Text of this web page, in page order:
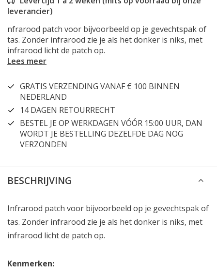
leverancier)
nfrarood patch voor bijvoorbeeld op je gevechtspak of
tas. Zonder infrarood zie je als het donker is niks, met
infrarood licht de patch op.
Lees meer
GRATIS VERZENDING VANAF € 100 BINNEN
NEDERLAND
14 DAGEN RETOURRECHT
BESTEL JE OP WERKDAGEN VÓÓR 15:00 UUR, DAN
WORDT JE BESTELLING DEZELFDE DAG NOG
VERZONDEN
BESCHRIJVING
Infrarood patch voor bijvoorbeeld op je gevechtspak of
tas. Zonder infrarood zie je als het donker is niks, met
infrarood licht de patch op.
Kenmerken: